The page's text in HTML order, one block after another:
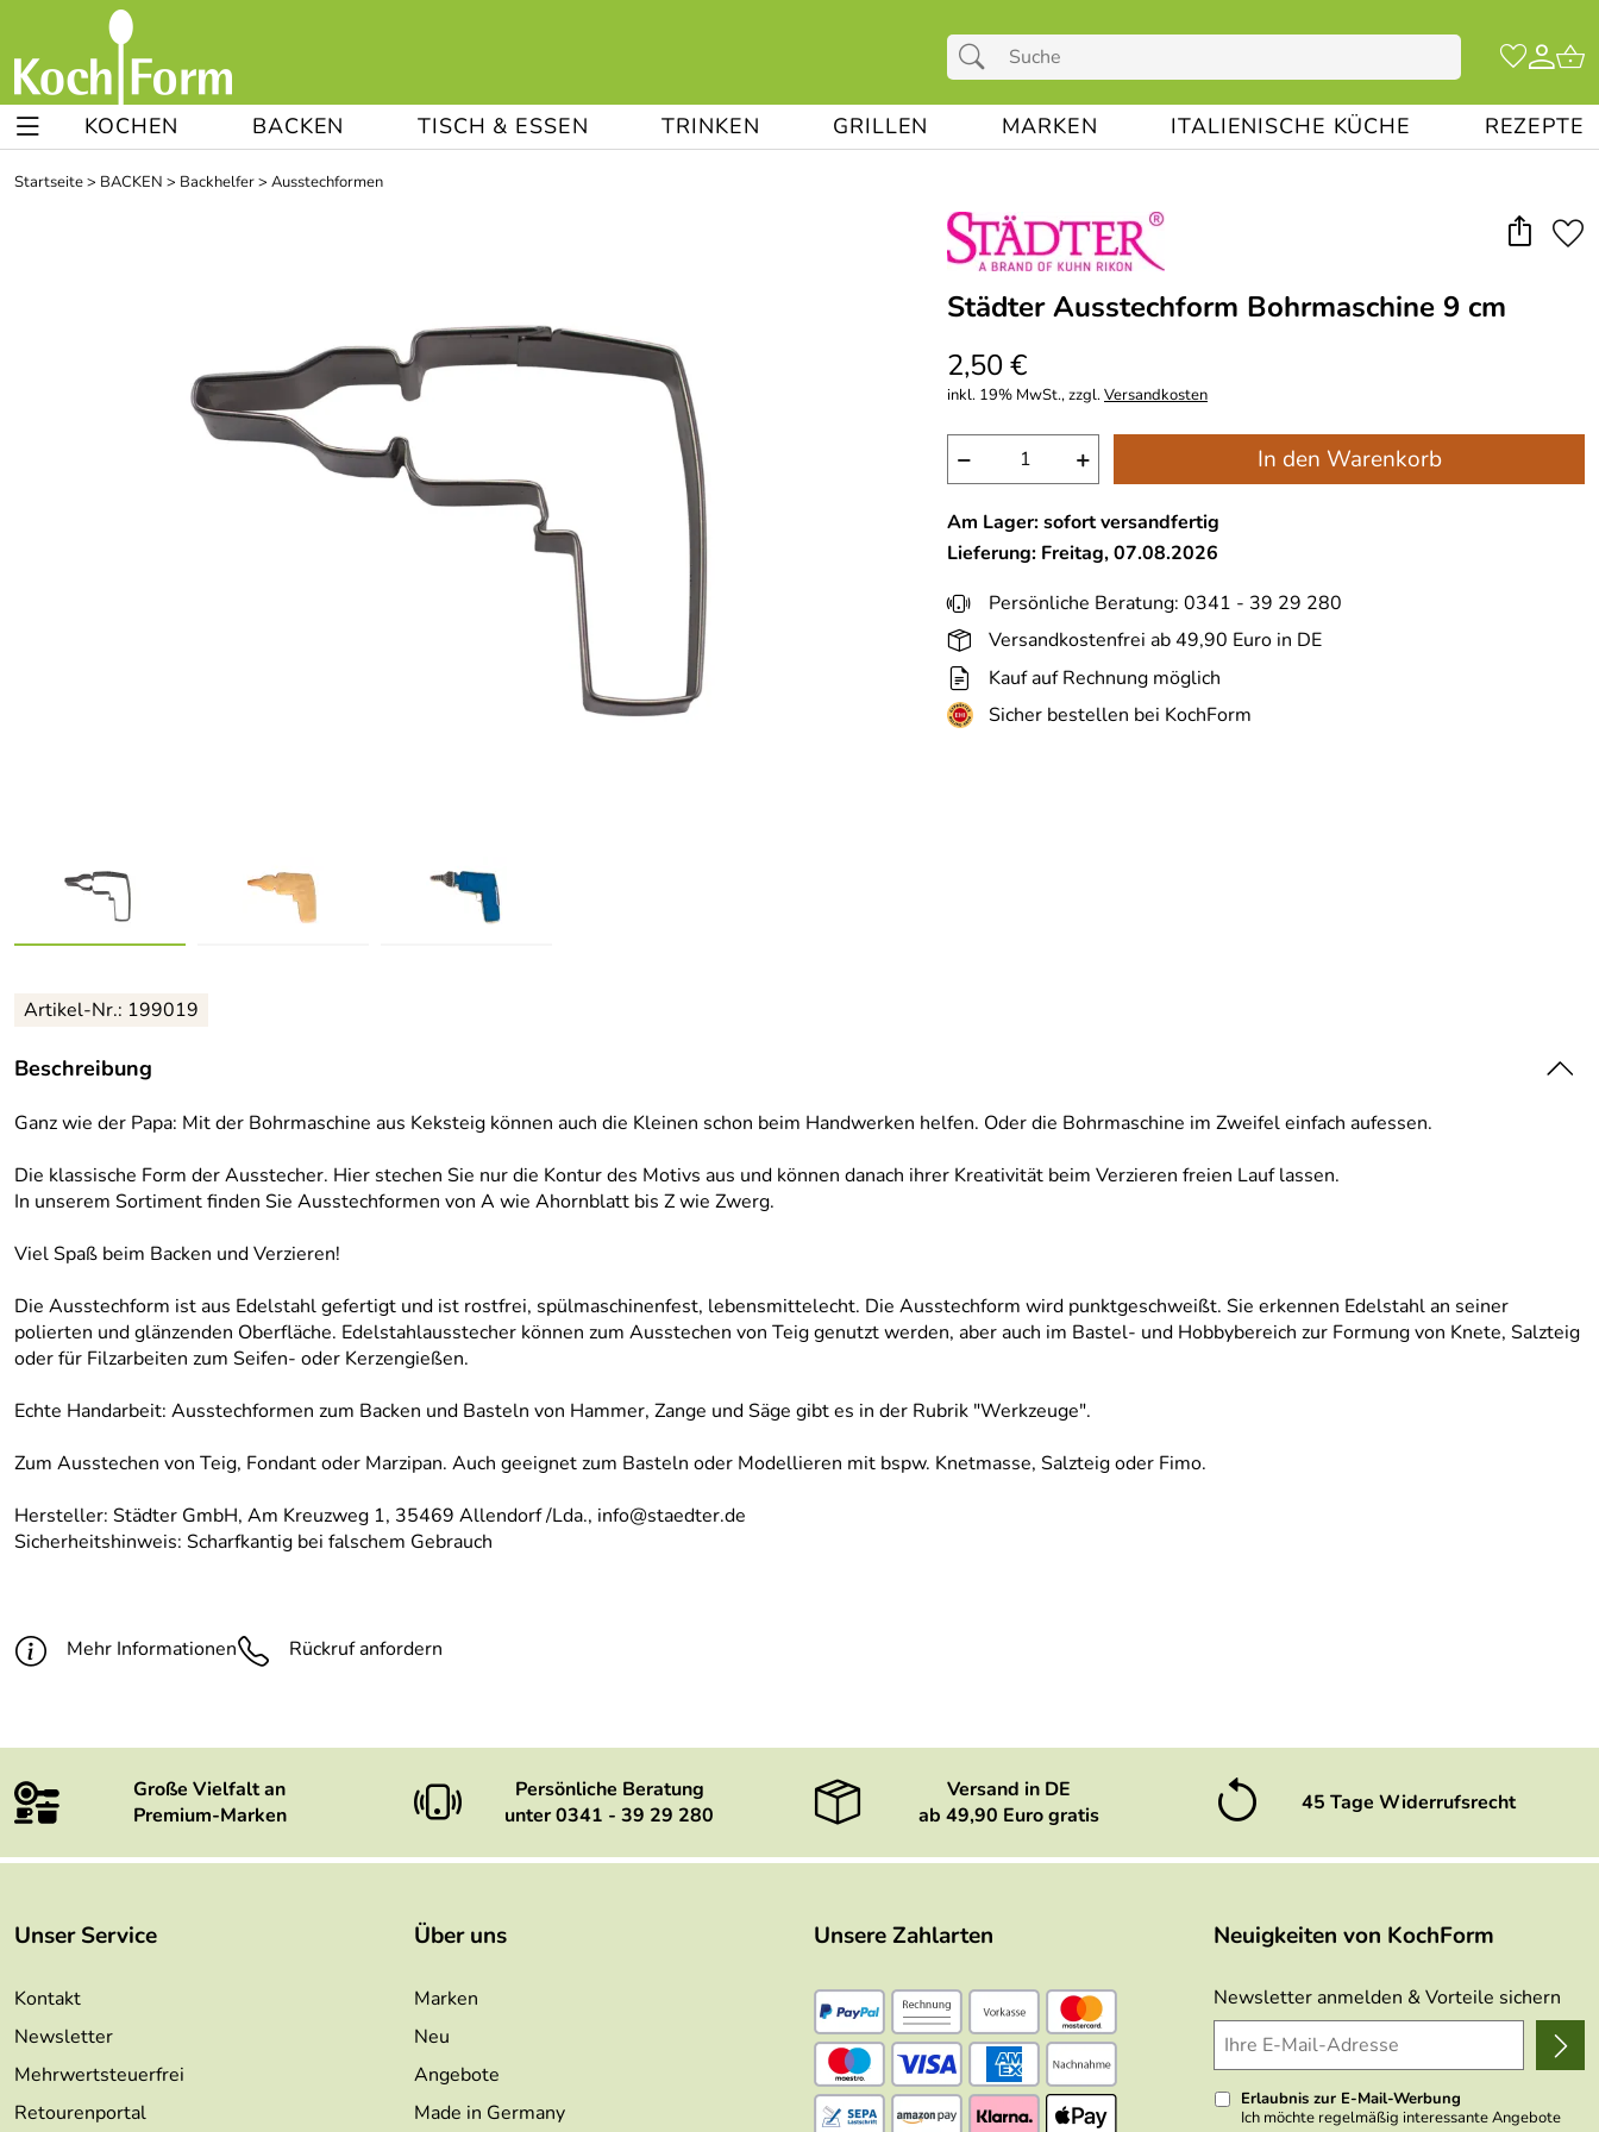
KOCHEN BACKEN TISCH & ESSEN TRINKEN GRILLEN MARKEN ITALIENISCHE KÜCHE REZEPTE
Startseite> BACKEN > Backhelfer> Ausstechformen
Städter Ausstechform Bohrmaschine 9 cm
2,50 €
inkl. 19% MwSt., zzgl.Versandkosten
− + In den Warenkorb
Am Lager: sofort versandfertig
Lieferung: Freitag, 07.08.2026
Persönliche Beratung: 0341 - 39 29 280
Versandkostenfrei ab 49,90 Euro in DE
Kauf auf Rechnung möglich
Sicher bestellen bei KochForm
Artikel-Nr.: 199019
Beschreibung
Ganz wie der Papa: Mit der Bohrmaschine aus Keksteig können auch die Kleinen schon beim Handwerken helfen. Oder die Bohrmaschine im Zweifel einfach aufessen.
Die klassische Form der Ausstecher. Hier stechen Sie nur die Kontur des Motivs aus und können danach ihrer Kreativität beim Verzieren freien Lauf lassen.
In unserem Sortiment finden Sie Ausstechformen von A wie Ahornblatt bis Z wie Zwerg.
Viel Spaß beim Backen und Verzieren!
Die Ausstechform ist aus Edelstahl gefertigt und ist rostfrei, spülmaschinenfest, lebensmittelecht. Die Ausstechform wird punktgeschweißt. Sie erkennen Edelstahl an seiner
polierten und glänzenden Oberfläche. Edelstahlausstecher können zum Ausstechen von Teig genutzt werden, aber auch im Bastel- und Hobbybereich zur Formung von Knete, Salzteig
oder für Filzarbeiten zum Seifen- oder Kerzengießen.
Echte Handarbeit: Ausstechformen zum Backen und Basteln von Hammer, Zange und Säge gibt es in der Rubrik "Werkzeuge".
Zum Ausstechen von Teig, Fondant oder Marzipan. Auch geeignet zum Basteln oder Modellieren mit bspw. Knetmasse, Salzteig oder Fimo.
Hersteller: Städter GmbH, Am Kreuzweg 1, 35469 Allendorf /Lda., info@staedter.de
Sicherheitshinweis: Scharfkantig bei falschem Gebrauch
Mehr Informationen Rückruf anfordern
Große Vielfalt an
Premium-Marken
Persönliche Beratung
unter 0341 - 39 29 280
Versand in DE
ab 49,90 Euro gratis
45 Tage Widerrufsrecht
Unser Service
Kontakt
Newsletter
Mehrwertsteuerfrei
Retourenportal
Über uns
Marken
Neu
Angebote
Made in Germany
Unsere Zahlarten Neuigkeiten von KochForm
Newsletter anmelden & Vorteile sichern
Erlaubnis zur E-Mail-Werbung
Ich möchte regelmäßig interessante Angebote